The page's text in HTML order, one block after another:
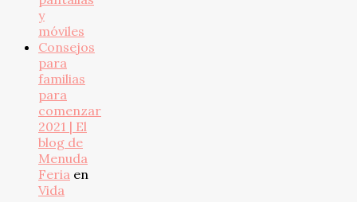
y
móviles
Consejos
para
familias
para
comenzar
2021 | El
blog de
Menuda
Feria en
Vida